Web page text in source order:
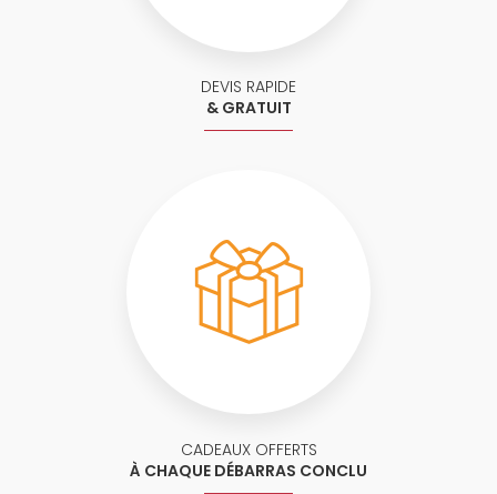
DEVIS RAPIDE
& GRATUIT
CADEAUX OFFERTS
À CHAQUE DÉBARRAS CONCLU